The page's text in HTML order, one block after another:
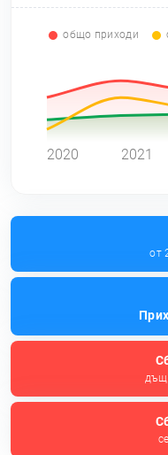
общо приходи
2020 2021
от